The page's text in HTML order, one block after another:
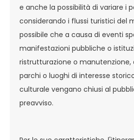
e anche la possibilità di variare i
considerando i flussi turistici del
possibile che a causa di eventi
manifestazioni pubbliche o
ristrutturazione o manutenzione,
parchi o luoghi di interesse
culturale vengano chiusi al
preavviso.